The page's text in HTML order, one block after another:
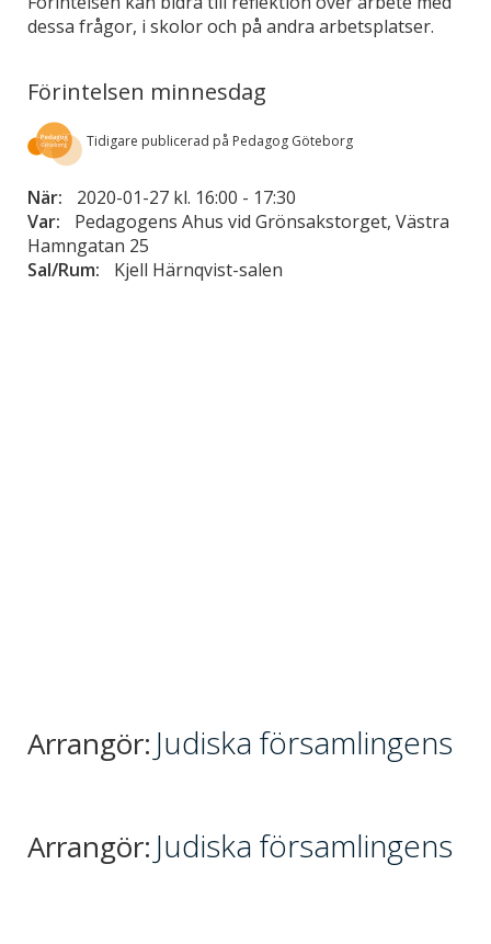
dessa frågor, i skolor och på andra arbetsplatser.
Förintelsen minnesdag
Tidigare publicerad på Pedagog Göteborg
När: 2020-01-27 kl. 16:00 - 17:30
Var:
Pedagogens Ahus vid Grönsakstorget, Västra
Hamngatan 25
Sal/Rum:
Kjell Härnqvist-salen
Arrangör: Judiska församlingens
Arrangör: Judiska församlingens